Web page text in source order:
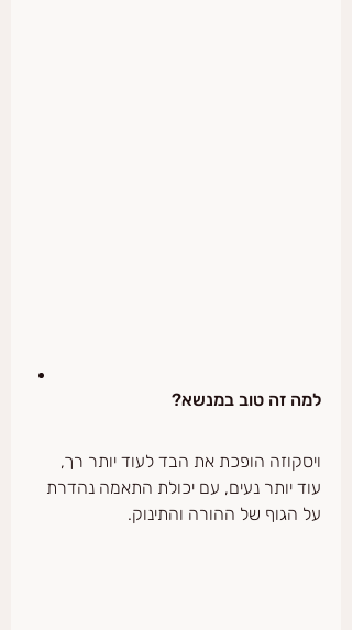
למה זה טוב במנשא?
ויסקוזה הופכת את הבד לעוד יותר רך,
עוד יותר נעים, עם יכולת התאמה נהדרת
על הגוף של ההורה והתינוק.